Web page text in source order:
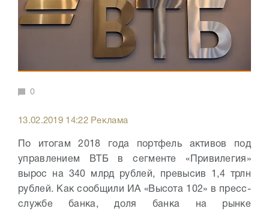
0
13.02.2019 14:22 Реклама
По итогам 2018 года портфель активов под
управлением ВТБ в сегменте «Привилегия»
вырос на 340 млрд рублей, превысив 1,4 трлн
рублей. Как сообщили ИА «Высота 102» в пресс-
службе банка, доля банка на рынке